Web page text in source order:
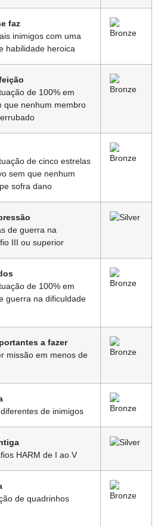
faz
inimigos com uma
habilidade heroica
de 100% em
que nenhum membro
de cinco estrelas
sem que nenhum
sofra dano
de guerra na
III ou superior
de 100% em
guerra na dificuldade
a fazer
missão em menos de
de inimigos
HARM de I ao V
de quadrinhos